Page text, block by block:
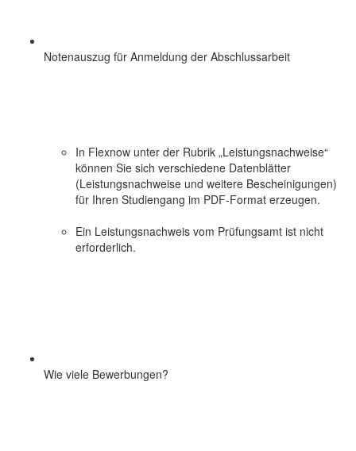
Notenauszug für Anmeldung der Abschlussarbeit
In Flexnow unter der Rubrik „Leistungsnachweise“
können Sie sich verschiedene Datenblätter
(Leistungsnachweise und weitere Bescheinigungen)
für Ihren Studiengang im PDF-Format erzeugen.
Ein Leistungsnachweis vom Prüfungsamt ist nicht
erforderlich.
Wie viele Bewerbungen?